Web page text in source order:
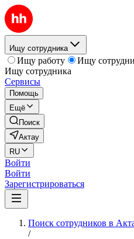
Ищу сотрудника
Ищу работу
Ищу
Ищу сотрудника
Сервисы
Помощь
Ещё
Поиск
Актау
RU
Войти
Войти
Зарегистрироваться
Поиск сотрудников в
/